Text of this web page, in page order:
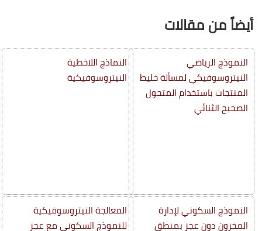
أيضاً من مقالات
النموذج الرياضي
النيتروسوفيكي لمسألة خليط
المنتجات باستخدام المتحول
الصحيح الثنائي
النموذج السكوني لإدارة
المخزون دون عجز بمنطق
النماذج اللاخطية
النيتروسوفيكية
المعالجة النيتروسوفيكية
للنموذج السكوني مع عجز